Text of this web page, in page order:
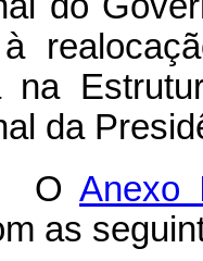
na
da
OAnexo
as